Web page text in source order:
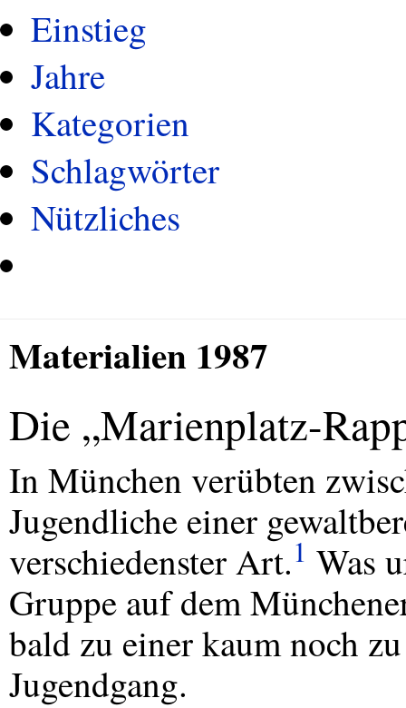
Einstieg
Jahre
Kategorien
Schlagwörter
Nützliches
Materialien 1987
Die „Marienplatz-
In München verübten
Jugendliche einer
verschiedenster Art.1 Was
Gruppe auf dem
bald zu einer kaum noch
Jugendgang.